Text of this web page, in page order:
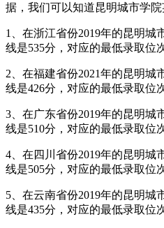
据，我们可以知道昆明城市学
1、在浙江省份2019年的昆明城
线是535分，对应的最低录取位
2、在福建省份2021年的昆明城
线是426分，对应的最低录取位
3、在广东省份2019年的昆明城
线是510分，对应的最低录取位
4、在四川省份2019年的昆明城
线是505分，对应的最低录取位
5、在云南省份2019年的昆明城
线是435分，对应的最低录取位